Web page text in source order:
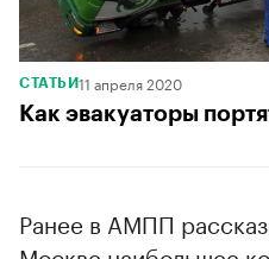
СТАТЬИ11 апреля 2020
Как эвакуаторы
Ранее в АМПП